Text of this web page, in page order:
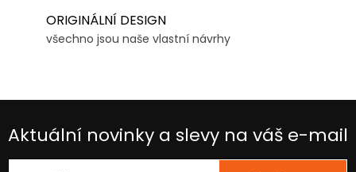
ORIGINÁLNÍ DESIGN
všechno jsou naše vlastní návrhy
Aktuální novinky a slevy na váš e-mail